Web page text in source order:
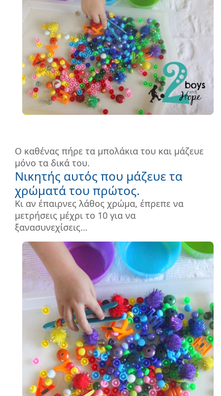
Ο καθένας πήρε τα μπολάκια του και μάζευε
μόνο τα δικά του.
Νικητής αυτός που μάζευε τα
χρώματά του πρώτος.
Κι αν έπαιρνες λάθος χρώμα, έπρεπε να
μετρήσεις μέχρι το 10 για να
ξανασυνεχίσεις…